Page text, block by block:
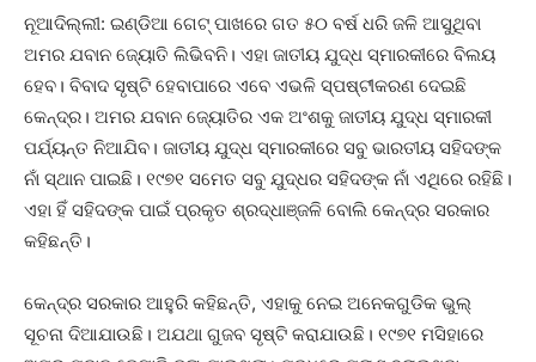
ନୂଆଦିଲ୍ଲୀ: ଇଣ୍ଡିଆ ଗେଟ୍‌ ପାଖରେ ଗତ ୫୦ ବର୍ଷ ଧରି ଜଳି ଆସୁଥିବା
ଅମର ଯବାନ ଜ୍ୟୋତି ଲିଭିବନି। ଏହା ଜାତୀୟ ଯୁଦ୍ଧ ସ୍ମାରକୀରେ ବିଲୟ
ହେବ। ବିବାଦ ସୃଷ୍ଟି ହେବାପାରେ ଏବେ ଏଭଳି ସ୍ପଷ୍ଟୀକରଣ ଦେଇଛି
କେନ୍ଦ୍ର। ଅମର ଯବାନ ଜ୍ୟୋତିର ଏକ ଅଂଶକୁ ଜାତୀୟ ଯୁଦ୍ଧ ସ୍ମାରକୀ
ପର୍ଯ୍ୟନ୍ତ ନିଆଯିବ। ଜାତୀୟ ଯୁଦ୍ଧ ସ୍ମାରକୀରେ ସବୁ ଭାରତୀୟ ସହିଦଙ୍କ
ନାଁ ସ୍ଥାନ ପାଇଛି। ୧୯୭୧ ସମେତ ସବୁ ଯୁଦ୍ଧର ସହିଦଙ୍କ ନାଁ ଏଥିରେ ରହିଛି।
ଏହା ହିଁ ସହିଦଙ୍କ ପାଇଁ ପ୍ରକୃତ ଶ୍ରଦ୍ଧାଞ୍ଜଳି ବୋଲି କେନ୍ଦ୍ର ସରକାର
କହିଛନ୍ତି।
କେନ୍ଦ୍ର ସରକାର ଆହୁରି କହିଛନ୍ତି, ଏହାକୁ ନେଇ ଅନେକଗୁଡିକ ଭୁଲ୍‌
ସୂଚନା ଦିଆଯାଉଛି। ଅଯଥା ଗୁଜବ ସୃଷ୍ଟି କରାଯାଉଛି। ୧୯୭୧ ମସିହାରେ